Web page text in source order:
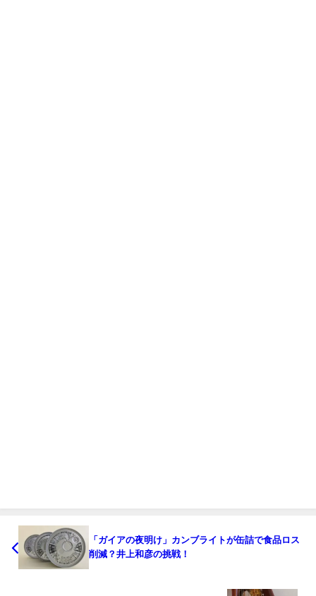
「ガイアの夜明け」カンブライトが缶詰で食品ロス
削減？井上和彦の挑戦！